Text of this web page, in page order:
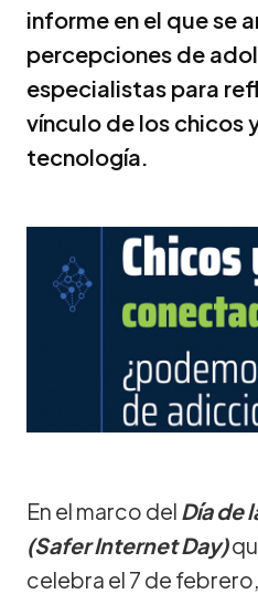
informe en el que se
percepciones de
especialistas para
vínculo de los chicos
tecnología.
En el marco del Día de
(Safer Internet Day)
celebra el 7 de febrero,